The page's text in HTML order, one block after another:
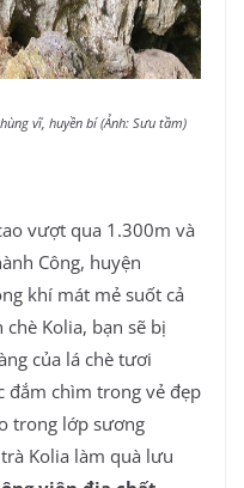
vĩ, huyền bí (Ảnh: Sưu tầm)
vượt qua 1.300m và
Công, huyện
khí mát mẻ suốt cả
Kolia, bạn sẽ bị
của lá chè tươi
đắm chìm trong vẻ đẹp
trong lớp sương
Kolia làm quà lưu